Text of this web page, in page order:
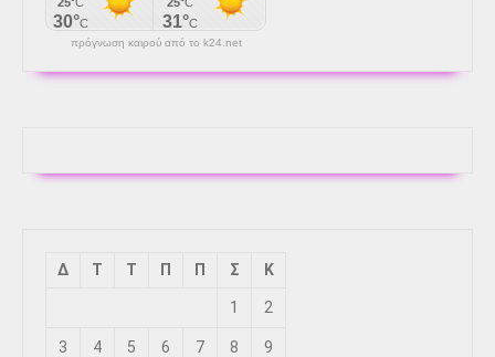
πρόγνωση καιρού από το k24.net
Δ Τ Τ Π Π Σ Κ
1 2
3 4 5 6 7 8 9